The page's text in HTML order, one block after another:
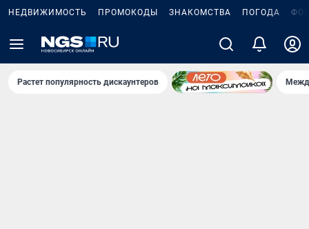
НЕДВИЖИМОСТЬ ПРОМОКОДЫ ЗНАКОМСТВА ПОГОДА
Растет популярность дискаунтеров